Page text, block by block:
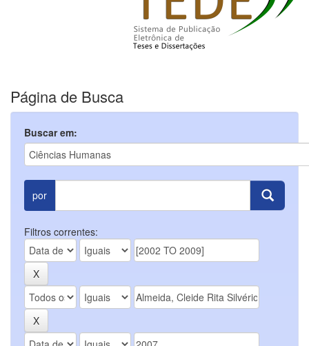
Página de Busca
Buscar em:
por
Filtros correntes: